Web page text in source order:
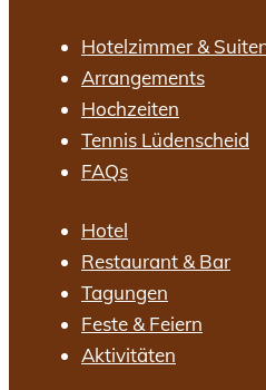
Hotelzimmer &
Arrangements
Hochzeiten
Tennis Lüdenscheid
FAQs
Hotel
Restaurant & Bar
Tagungen
Feste & Feiern
Aktivitäten